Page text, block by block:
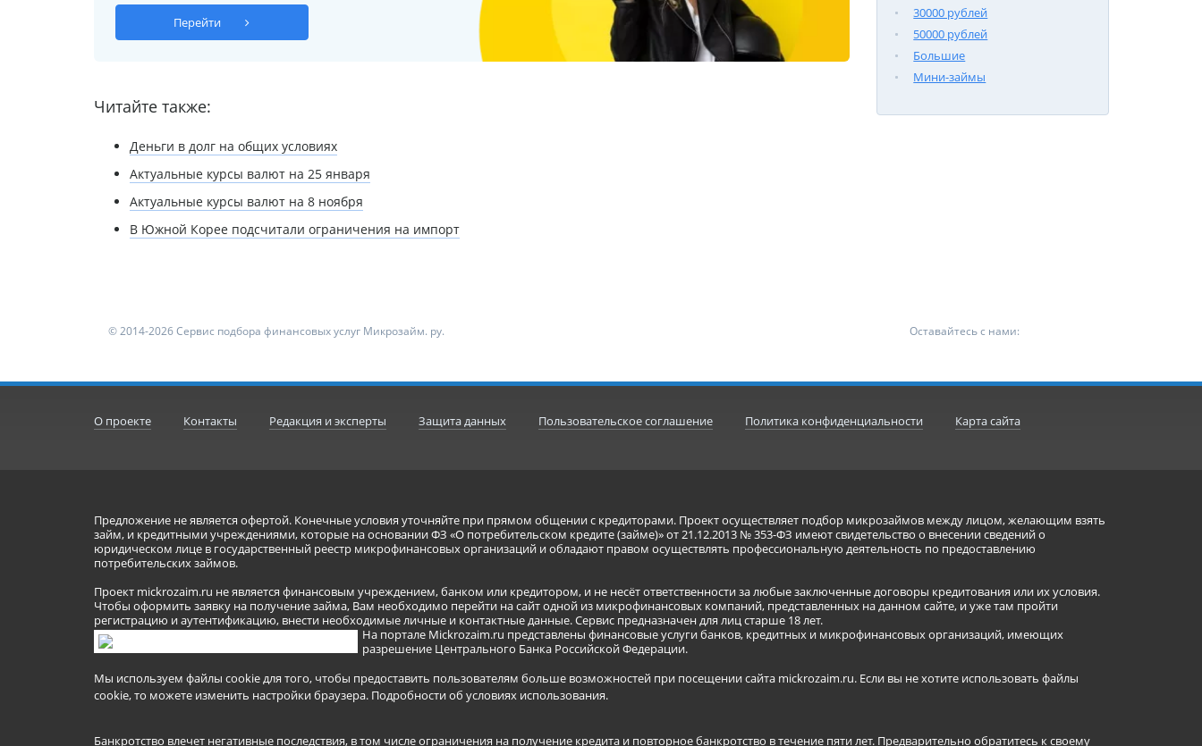
30000 рублей
50000 рублей
Большие
Мини-займы
Перейти
Читайте также:
Деньги в долг на общих условиях
Актуальные курсы валют на 25 января
Актуальные курсы валют на 8 ноября
В Южной Корее подсчитали ограничения на импорт
© 2014-2026 Сервис подбора финансовых услуг Микрозайм. ру. Оставайтесь с нами:
О проекте Контакты Редакция и эксперты Защита данных Пользовательское соглашение Политика конфиденциальности Карта сайта
Предложение не является офертой. Конечные условия уточняйте при прямом общении с кредиторами. Проект осуществляет подбор микрозаймов между лицом, желающим взять
займ, и кредитными учреждениями, которые на основании ФЗ «О потребительском кредите (займе)» от 21.12.2013 № 353-ФЗ имеют свидетельство о внесении сведений о
юридическом лице в государственный реестр микрофинансовых организаций и обладают правом осуществлять профессиональную деятельность по предоставлению
потребительских займов.
Проект mickrozaim.ru не является финансовым учреждением, банком или кредитором, и не несёт ответственности за любые заключенные договоры кредитования или их условия.
Чтобы оформить заявку на получение займа, Вам необходимо перейти на сайт одной из микрофинансовых компаний, представленных на данном сайте, и уже там пройти
регистрацию и аутентификацию, внести необходимые личные и контактные данные. Сервис предназначен для лиц старше 18 лет.
На портале Mickrozaim.ru представлены финансовые услуги банков, кредитных и микрофинансовых организаций, имеющих
разрешение Центрального Банка Российской Федерации.
Мы используем файлы cookie для того, чтобы предоставить пользователям больше возможностей при посещении сайта mickrozaim.ru. Если вы не хотите использовать файлы
cookie, то можете изменить настройки браузера. Подробности об условиях использования.
Банкротство влечет негативные последствия, в том числе ограничения на получение кредита и повторное банкротство в течение пяти лет. Предварительно обратитесь к своему